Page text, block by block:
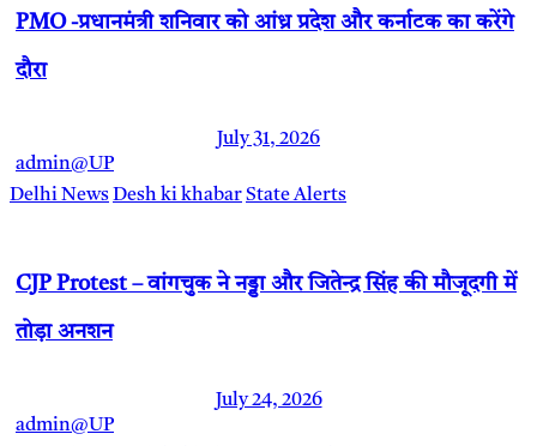
PMO -प्रधानमंत्री शनिवार को आंध्र प्रदेश और कर्नाटक का करेंगे
दौरा
July 31, 2026
admin@UP
Delhi NewsDesh ki khabarState Alerts
CJP Protest – वांगचुक ने नड्डा और जितेन्द्र सिंह की मौजूदगी में
तोड़ा अनशन
July 24, 2026
admin@UP